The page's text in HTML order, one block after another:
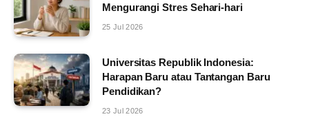
Mengurangi Stres Sehari-hari
25 Jul 2026
Universitas Republik Indonesia:
Harapan Baru atau Tantangan Baru
Pendidikan?
23 Jul 2026